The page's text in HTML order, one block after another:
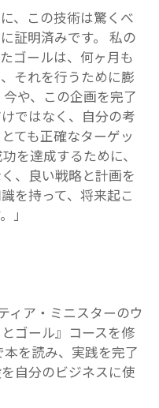
、この技術は驚くべ
証明済みです。 私の
ゴールは、何ヶ月も
それを行うために膨
や、この企画を完了
ではなく、自分の考
ても正確なターゲッ
を達成するために、
、良い戦略と計画を
を持って、将来起こ
」
ィア・ミニスターのウ
ゴール』コースを修
を読み、実践を完了
自分のビジネスに使